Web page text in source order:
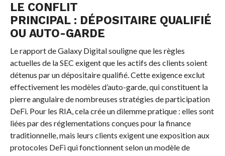
LE CONFLIT
PRINCIPAL : DÉPOSITAIRE QUALIFIÉ
OU AUTO-GARDE
Le rapport de Galaxy Digital souligne que les règles
actuelles de la SEC exigent que les actifs des clients soient
détenus par un dépositaire qualifié. Cette exigence exclut
effectivement les modèles d’auto-garde, qui constituent la
pierre angulaire de nombreuses stratégies de participation
DeFi. Pour les RIA, cela crée un dilemme pratique : elles sont
liées par des réglementations conçues pour la finance
traditionnelle, mais leurs clients exigent une exposition aux
protocoles DeFi qui fonctionnent selon un modèle de